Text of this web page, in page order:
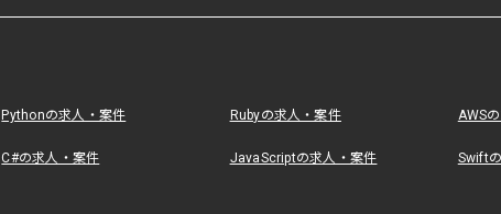
Pythonの求人・案件 Rubyの求人・案件 AWS
C#の求人・案件 JavaScriptの求人・案件 Swift